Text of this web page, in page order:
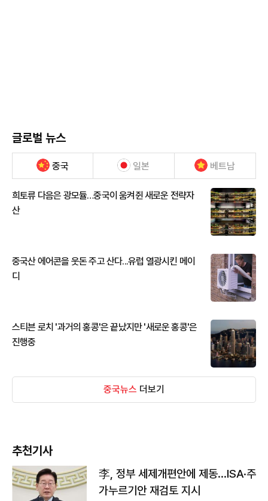
글로벌 뉴스
중국 일본 베트남
희토류 다음은 광모듈…중국이 움켜쥔 새로운 전략자
산
중국산 에어콘을 웃돈 주고 산다...유럽 열광시킨 메이
디
스티븐 로치 '과거의 홍콩'은 끝났지만 '새로운 홍콩'은
진행중
중국뉴스 더보기
추천기사
李, 정부 세제개편안에 제동…ISA·주
가누르기안 재검토 지시